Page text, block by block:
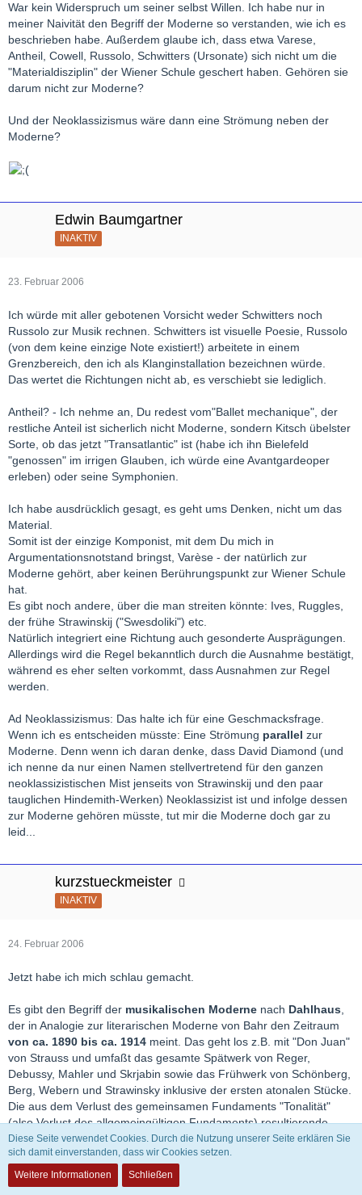
War kein Widerspruch um seiner selbst Willen. Ich habe nur in
meiner Naivität den Begriff der Moderne so verstanden, wie ich es
beschrieben habe. Außerdem glaube ich, dass etwa Varese,
Antheil, Cowell, Russolo, Schwitters (Ursonate) sich nicht um die
"Materialdisziplin" der Wiener Schule geschert haben. Gehören sie
darum nicht zur Moderne?
Und der Neoklassizismus wäre dann eine Strömung neben der
Moderne?
Edwin Baumgartner
INAKTIV
23. Februar 2006
Ich würde mit aller gebotenen Vorsicht weder Schwitters noch
Russolo zur Musik rechnen. Schwitters ist visuelle Poesie, Russolo
(von dem keine einzige Note existiert!) arbeitete in einem
Grenzbereich, den ich als Klanginstallation bezeichnen würde.
Das wertet die Richtungen nicht ab, es verschiebt sie lediglich.
Antheil? - Ich nehme an, Du redest vom"Ballet mechanique", der
restliche Anteil ist sicherlich nicht Moderne, sondern Kitsch übelster
Sorte, ob das jetzt "Transatlantic" ist (habe ich ihn Bielefeld
"genossen" im irrigen Glauben, ich würde eine Avantgardeoper
erleben) oder seine Symphonien.
Ich habe ausdrücklich gesagt, es geht ums Denken, nicht um das
Material.
Somit ist der einzige Komponist, mit dem Du mich in
Argumentationsnotstand bringst, Varèse - der natürlich zur
Moderne gehört, aber keinen Berührungspunkt zur Wiener Schule
hat.
Es gibt noch andere, über die man streiten könnte: Ives, Ruggles,
der frühe Strawinskij ("Swesdoliki") etc.
Natürlich integriert eine Richtung auch gesonderte Ausprägungen.
Allerdings wird die Regel bekanntlich durch die Ausnahme bestätigt,
während es eher selten vorkommt, dass Ausnahmen zur Regel
werden.
Ad Neoklassizismus: Das halte ich für eine Geschmacksfrage.
Wenn ich es entscheiden müsste: Eine Strömung parallel zur
Moderne. Denn wenn ich daran denke, dass David Diamond (und
ich nenne da nur einen Namen stellvertretend für den ganzen
neoklassizistischen Mist jenseits von Strawinskij und den paar
tauglichen Hindemith-Werken) Neoklassizist ist und infolge dessen
zur Moderne gehören müsste, tut mir die Moderne doch gar zu
leid...
kurzstueckmeister
INAKTIV
24. Februar 2006
Jetzt habe ich mich schlau gemacht.
Es gibt den Begriff der musikalischen Moderne nach Dahlhaus,
der in Analogie zur literarischen Moderne von Bahr den Zeitraum
von ca. 1890 bis ca. 1914 meint. Das geht los z.B. mit "Don Juan"
von Strauss und umfaßt das gesamte Spätwerk von Reger,
Debussy, Mahler und Skrjabin sowie das Frühwerk von Schönberg,
Berg, Webern und Strawinsky inklusive der ersten atonalen Stücke.
Die aus dem Verlust des gemeinsamen Fundaments "Tonalität"
(also Verlust des allgemeingültigen Fundaments) resultierende
Vielfalt an Stilen, die wenig miteinander zu tun haben müssen,
gehört nicht mehr zurModerne nach Dahlhaus
1919 wurde der Begriff derNeuen Musik
Diese Seite verwendet Cookies. Durch die Nutzung unserer Seite erklären Sie
sich damit einverstanden, dass wir Cookies setzen.
Weitere Informationen
Schließen